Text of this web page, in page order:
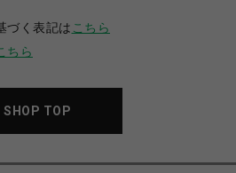
づく表記は こちら
ちら
SHOP TOP